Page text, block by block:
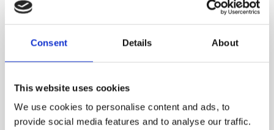
Consent Details About
This website uses cookies
We use cookies to personalise content and ads, to
provide social media features and to analyse our traffic.
CANAL ABERTO (PP)
ambientes salinos e…
Saiba mais